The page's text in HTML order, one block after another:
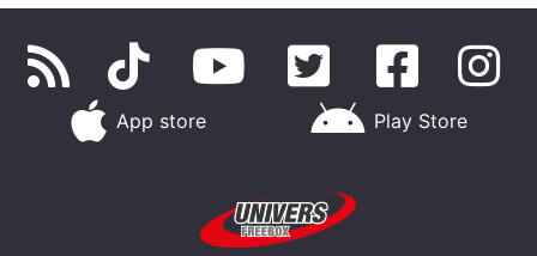
App store Play Store